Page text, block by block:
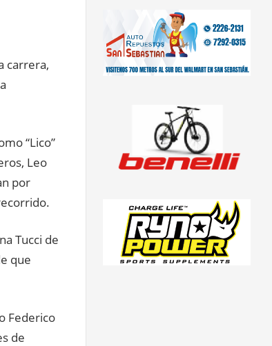
carrera,
“Lico”
Leo
por
Tucci de
que
Federico
de